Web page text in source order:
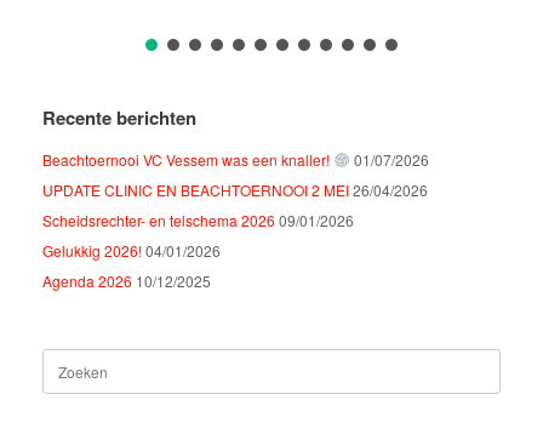
Recente berichten
Beachtoernooi VC Vessem was een knaller!
01/07/2026
UPDATE CLINIC EN BEACHTOERNOOI 2 MEI26/04/2026
Scheidsrechter- en telschema 2026 09/01/2026
Gelukkig 2026!04/01/2026
Agenda 2026 10/12/2025
naar: